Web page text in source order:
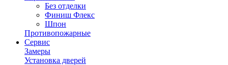
Без отделки
Финиш Флекс
Шпон
Противопожарные
Сервис
Замеры
Установка дверей